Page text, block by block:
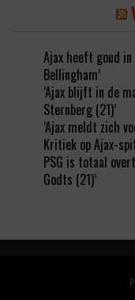
Ajax heeft goud in
Bellingham’
‘Ajax blijft in de
Sternberg (21)’
‘Ajax meldt zich
Kritiek op Ajax-
PSG is totaal
Godts (21)’